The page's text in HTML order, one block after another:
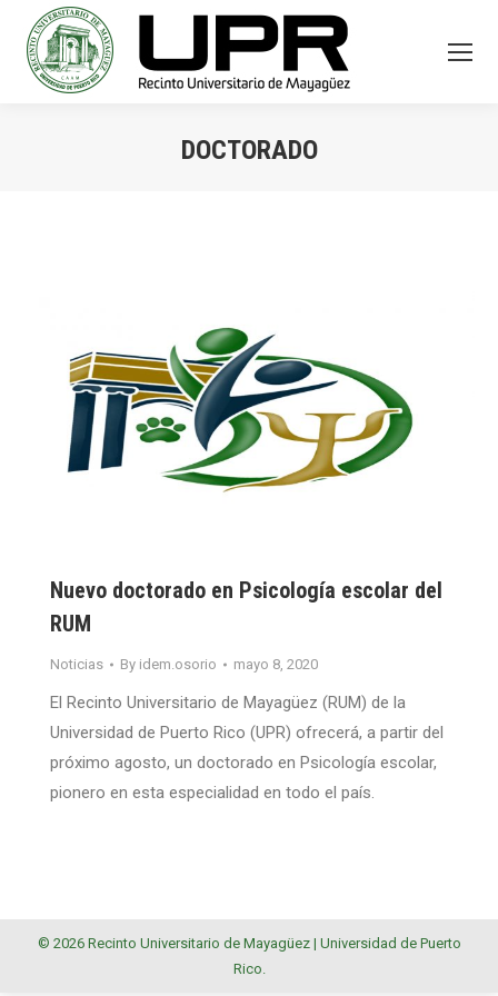
DOCTORADO
Nuevo doctorado en Psicología escolar del
RUM
Noticias By idem.osorio mayo 8, 2020
El Recinto Universitario de Mayagüez (RUM) de la
Universidad de Puerto Rico (UPR) ofrecerá, a partir del
próximo agosto, un doctorado en Psicología escolar,
pionero en esta especialidad en todo el país.
© 2026 Recinto Universitario de Mayagüez | Universidad de Puerto
Rico.